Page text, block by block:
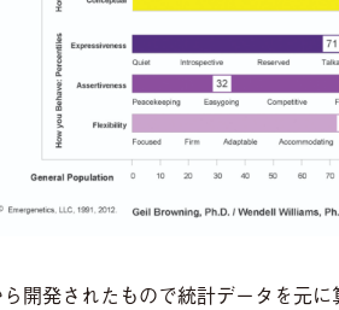
開発されたもので統計データを元